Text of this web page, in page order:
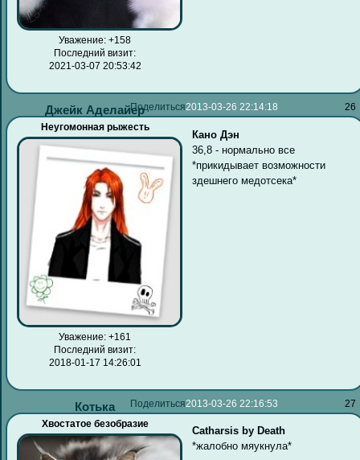
Уважение: +158
Последний визит:
2021-03-07 20:53:42
Поделиться 26
2013-03-26 22:14:18
Джейк Аделайер
Неугомонная рыжесть
Уважение: +161
Последний визит:
2018-01-17 14:26:01
Кано Дэн
36,8 - нормально все
*прикидывает возможности
здешнего медотсека*
Поделиться 27
2013-03-26 22:16:53
Котька
Хвостатое безобразие
Catharsis by Death
*жалобно мяукнула*